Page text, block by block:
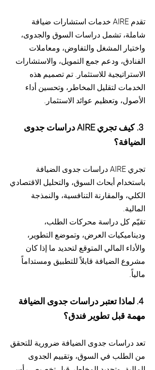
تقدم AIRE خدمات استشارات ضيافة
شاملة، تشمل دراسات السوق والجدوى،
واختيار المشغل والتفاوض، ومعاملات
الفنادق، ودعم جمع التمويل، والاستشارات
الاستراتيجية للاستثمار. تم تصميم هذه
الخدمات لتقليل المخاطر، وتحسين أداء
الأصول، وتعظيم عوائد الاستثمار.
3. كيف تجري AIRE دراسات جدوى
الضيافة؟
تجري AIRE دراسات جدوى الضيافة
باستخدام أبحاث السوق، والتحليل الاقتصادي
الكلي، والمقارنة التنافسية، والنمذجة
المالية.
تقيّم كل دراسة محركات الطلب،
وديناميكيات العرض، وتموضع التطوير،
والأداء المالي المتوقع لتحديد ما إذا كان
مشروع الضيافة قابلاً للتطبيق ومستداماً
مالياً.
4. لماذا تعتبر دراسات جدوى الضيافة
مهمة قبل تطوير فندق؟
تعد دراسات جدوى الضيافة ضرورية للتحقق
من الطلب في السوق، وتقييم الجدوى